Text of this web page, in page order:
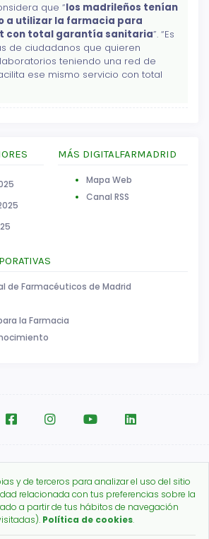
que “los madrileños tenían
a utilizar la farmacia para
con total garantía sanitaria”. “Es
de ciudadanos que quieren
teniendo una red de
ese mismo servicio con total
MÁS DIGITALFARMADRID
Mapa Web
Canal RSS
de Farmacéuticos de Madrid
la Farmacia
Copyright © 2026.
de Farmacéuticos de Madrid.
y de terceros para analizar el uso del sitio
relacionada con tus preferencias sobre la
a partir de tus hábitos de navegación
Política de cookies.